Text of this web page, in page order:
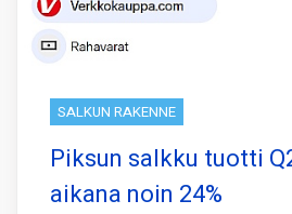
SALKUN RAKENNE
Piksun salkku tuotti
aikana noin 24%